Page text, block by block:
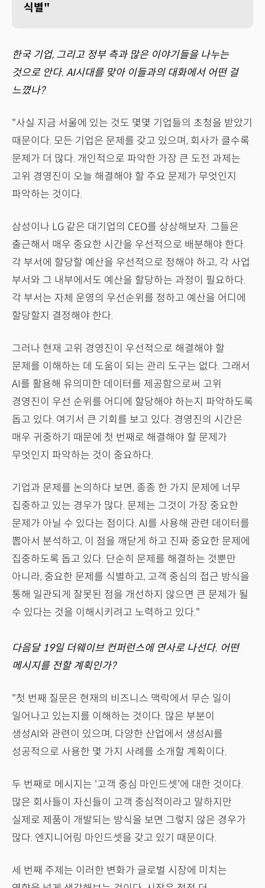
식별"
한국 기업, 그리고 정부 측과 많은 이야기들을 나누는
것으로 안다. AI시대를 맞아 이들과의 대화에서 어떤 걸
느꼈나?
"사실 지금 서울에 있는 것도 몇몇 기업들의 초청을 받았기
때문이다. 모든 기업은 문제를 갖고 있으며, 회사가 클수록
문제가 더 많다. 개인적으로 파악한 가장 큰 도전 과제는
고위 경영진이 오늘 해결해야 할 주요 문제가 무엇인지
파악하는 것이다.
삼성이나 LG 같은 대기업의 CEO를 상상해보자. 그들은
출근해서 매우 중요한 시간을 우선적으로 배분해야 한다.
각 부서에 할당할 예산을 우선적으로 정해야 하고, 각 사업
부서와 그 내부에서도 예산을 할당하는 과정이 필요하다.
각 부서는 자체 운영의 우선순위를 정하고 예산을 어디에
할당할지 결정해야 한다.
그러나 현재 고위 경영진이 우선적으로 해결해야 할
문제를 이해하는 데 도움이 되는 관리 도구는 없다. 그래서
AI를 활용해 유의미한 데이터를 제공함으로써 고위
경영진이 우선 순위를 어디에 할당해야 하는지 파악하도록
돕고 있다. 여기서 큰 기회를 보고 있다. 경영진의 시간은
매우 귀중하기 때문에 첫 번째로 해결해야 할 문제가
무엇인지 파악하는 것이 중요하다.
기업과 문제를 논의하다 보면, 종종 한 가지 문제에 너무
집중하고 있는 경우가 많다. 문제는 그것이 가장 중요한
문제가 아닐 수 있다는 점이다. AI를 사용해 관련 데이터를
뽑아서 분석하고, 이 점을 깨닫게 하고 진짜 중요한 문제에
집중하도록 돕고 있다. 단순히 문제를 해결하는 것뿐만
아니라, 중요한 문제를 식별하고, 고객 중심의 접근 방식을
통해 일관되게 잘못된 점을 개선하지 않으면 큰 문제가 될
수 있다는 것을 이해시키려고 노력하고 있다."
다음달 19일 더웨이브 컨퍼런스에 연사로 나선다. 어떤
메시지를 전할 계획인가?
"첫 번째 질문은 현재의 비즈니스 맥락에서 무슨 일이
일어나고 있는지를 이해하는 것이다. 많은 부분이
생성AI와 관련이 있으며, 다양한 산업에서 생성AI를
성공적으로 사용한 몇 가지 사례를 소개할 계획이다.
두 번째로 메시지는 '고객 중심 마인드셋'에 대한 것이다.
많은 회사들이 자신들이 고객 중심적이라고 말하지만
실제로 제품이 개발되는 방식을 보면 그렇지 않은 경우가
많다. 엔지니어링 마인드셋을 갖고 있기 때문이다.
세 번째 주제는 이러한 변화가 글로벌 시장에 미치는